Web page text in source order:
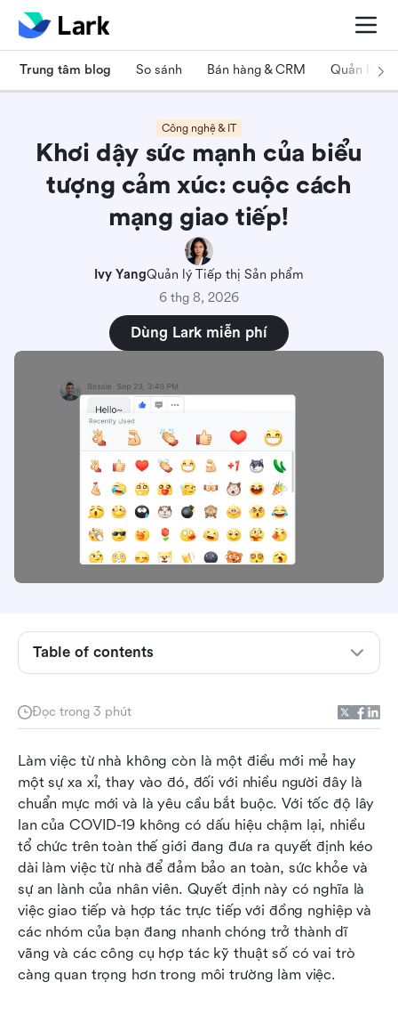
Trung tâm blog So sánh Bán hàng & CRM Quản lý dự
Công nghệ & IT
Khơi dậy sức mạnh của biểu
tượng cảm xúc: cuộc cách
mạng giao tiếp!
Ivy YangQuản lý Tiếp thị Sản phẩm
6 thg 8, 2026
Dùng Lark miễn phí
Đọc trong 3 phút
Làm việc từ nhà không còn là một điều mới mẻ hay
một sự xa xỉ, thay vào đó, đối với nhiều người đây là
chuẩn mực mới và là yêu cầu bắt buộc. Với tốc độ lây
lan của COVID-19 không có dấu hiệu chậm lại, nhiều
tổ chức trên toàn thế giới đang đưa ra quyết định kéo
dài làm việc từ nhà để đảm bảo an toàn, sức khỏe và
sự an lành của nhân viên. Quyết định này có nghĩa là
việc giao tiếp và hợp tác trực tiếp với đồng nghiệp và
các nhóm của bạn đang nhanh chóng trở thành dĩ
vãng và các công cụ hợp tác kỹ thuật số có vai trò
càng quan trọng hơn trong môi trường làm việc.
Table of contents
Thêm tương tác con người trở lại
Hãy bao dung và hỗ trợ
Kết luận